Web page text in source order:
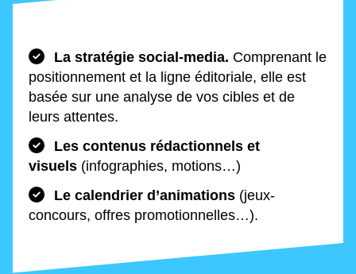
La stratégie social-media. Comprenant le
positionnement et la ligne éditoriale, elle est
basée sur une analyse de vos cibles et de
leurs attentes.
Les contenus rédactionnels et
visuels (infographies, motions…)
Le calendrier d’animations (jeux-
concours, offres promotionnelles…).